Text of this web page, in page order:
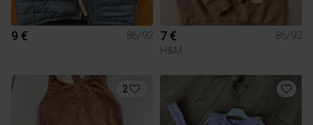
9 € 86/92 7 €
86/92
H&M
2